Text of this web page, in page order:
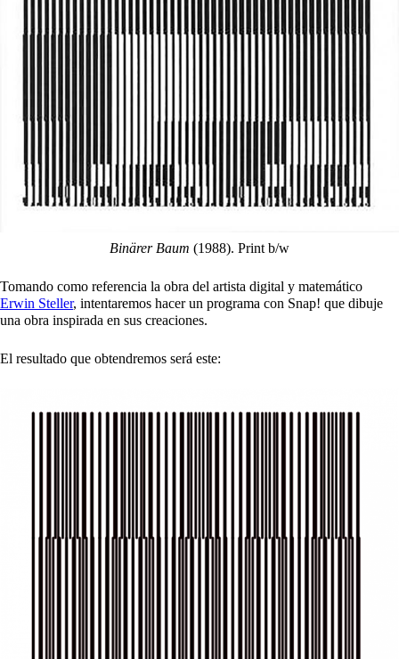
Binärer Baum (1988). Print b/w
Tomando como referencia la obra del artista digital y matemático
Erwin Steller, intentaremos hacer un programa con Snap! que dibuje
una obra inspirada en sus creaciones.
El resultado que obtendremos será este: